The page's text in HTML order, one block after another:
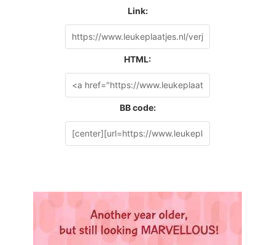
Link:
HTML:
BB code: